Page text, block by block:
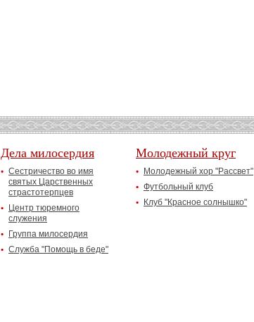
Дела милосердия
Сестричество во имя
святых Царственных
страстотерпцев
Центр тюремного
служения
Группа милосердия
Служба "Помощь в беде"
Молодежный круг
Молодежный хор "Рассвет"
Футбольный клуб
Клуб "Красное солнышко"